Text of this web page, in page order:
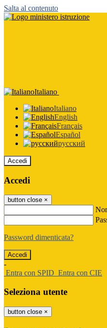
Salta al contenuto
Italiano
Italiano
English
Français
Español
русский
Accedi
Accedi
button close ×
Password dimenticata?
-
Entra con SPID Entra con CIE
Seleziona utente
button close ×